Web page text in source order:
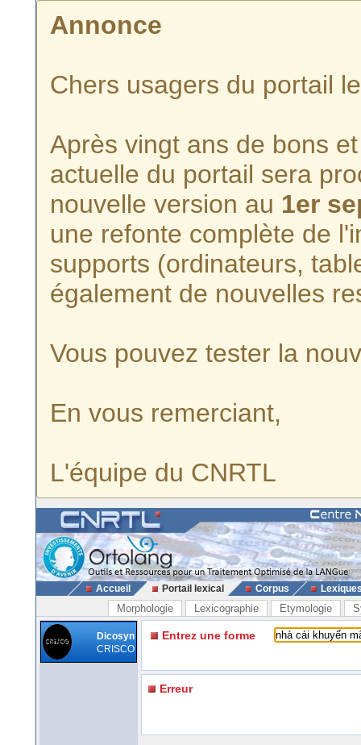
Annonce
Chers usagers du portail
Après vingt ans de bons
actuelle du portail sera
nouvelle version au 1er
une refonte complète de
supports (ordinateurs,
également de nouvelles
Vous pouvez tester la
En vous remerciant,
L'équipe du CNRTL
Accueil Portail lexical Corpus
Morphologie Lexicographie Etymologie
Dicosyn
CRISCO
Entrez une forme
Erreur